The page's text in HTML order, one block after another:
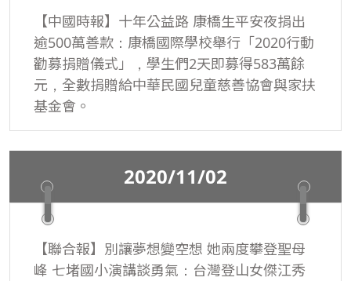
【中國時報】十年公益路 康橋生平安夜捐出
逾500萬善款：康橋國際學校舉行「2020行動
勸募捐贈儀式」，學生們2天即募得583萬餘
元，全數捐贈給中華民國兒童慈善協會與家扶
基金會。
2020/11/02
【聯合報】別讓夢想變空想 她兩度攀登聖母
峰 七堵國小演講談勇氣：台灣登山女傑江秀